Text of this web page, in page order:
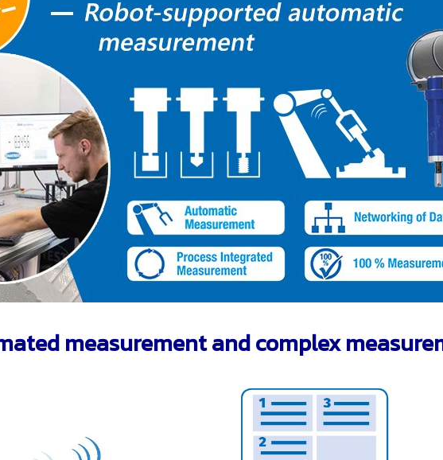
measurement and complex